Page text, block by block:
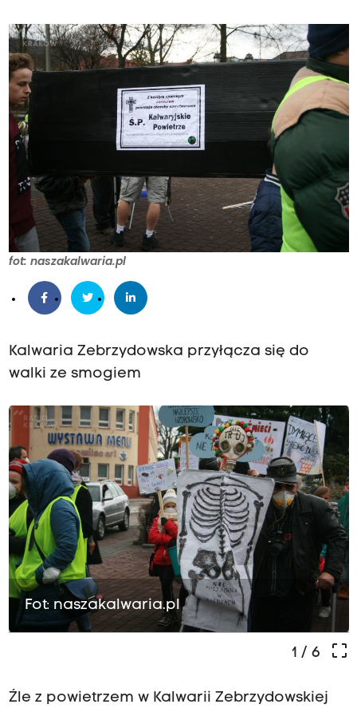
fot: naszakalwaria.pl
Kalwaria Zebrzydowska przyłącza się do
walki ze smogiem
Fot: naszakalwaria.pl
crop_free
1 / 6
Źle z powietrzem w Kalwarii Zebrzydowskiej